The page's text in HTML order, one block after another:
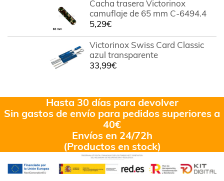
Cacha trasera Victorinox
camuflaje de 65 mm C-6494.4
5,29€
Victorinox Swiss Card Classic
azul transparente
33,99€
Hasta 30 días para devolver
Sin gastos de envío para pedidos superiores a
40€
Envíos en 24/72h
(Productos en stock)